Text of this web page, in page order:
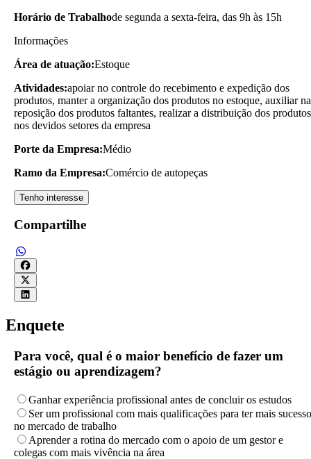
Horário de Trabalhode segunda a sexta-feira, das 9h às 15h
Informações
Área de atuação:Estoque
Atividades:apoiar no controle do recebimento e expedição dos
produtos, manter a organização dos produtos no estoque, auxiliar na
reposição dos produtos faltantes, realizar a distribuição dos produtos
nos devidos setores da empresa
Porte da Empresa:Médio
Ramo da Empresa:Comércio de autopeças
Tenho interesse
Compartilhe
Enquete
Para você, qual é o maior benefício de fazer um
estágio ou aprendizagem?
Ganhar experiência profissional antes de concluir os estudos
Ser um profissional com mais qualificações para ter mais sucesso
no mercado de trabalho
Aprender a rotina do mercado com o apoio de um gestor e
colegas com mais vivência na área